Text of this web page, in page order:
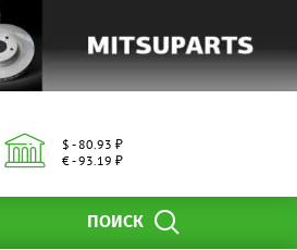
$ - 80.93 ₽
€ - 93.19 ₽
ПОИСК